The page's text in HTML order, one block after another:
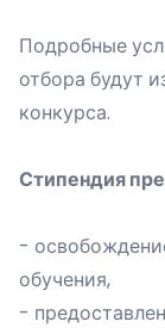
Подробные
отбора будут
конкурса.
Стипендия
-
обучения,
-